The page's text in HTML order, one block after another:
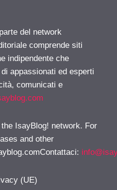
del network
comprende siti
indipendente che
appassionati ed esperti
comunicati e
IsayBlog! network. For
and other
:
(UE)